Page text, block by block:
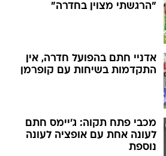
"הרגשתי מצוין בחדרה"
אדניי חתם בהפועל חדרה, אין
התקדמות בשיחות עם קופרמן
מכבי פתח תקוה: ג'יימס חתם
לעונה אחת עם אופציה לעונה
נוספת